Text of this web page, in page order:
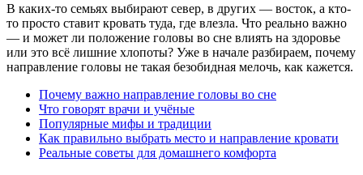
В каких-то семьях выбирают север, в других — восток, а кто-
то просто ставит кровать туда, где влезла. Что реально важно
— и может ли положение головы во сне влиять на здоровье
или это всё лишние хлопоты? Уже в начале разбираем, почему
направление головы не такая безобидная мелочь, как кажется.
Почему важно направление головы во сне
Что говорят врачи и учёные
Популярные мифы и традиции
Как правильно выбрать место и направление кровати
Реальные советы для домашнего комфорта